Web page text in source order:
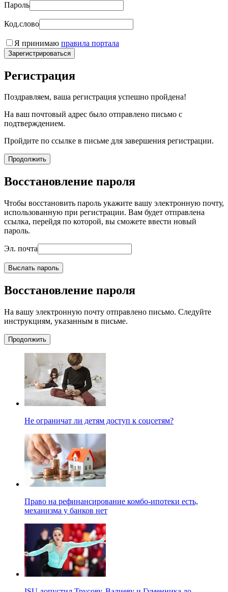
Пароль
Код.слово
Я принимаю правила портала
Зарегистрироваться
Регистрация
Поздравляем, ваша регистрация успешно пройдена!
На ваш почтовый адрес было отправлено письмо с
подтверждением.
Пройдите по ссылке в письме для завершения регистрации.
Продолжить
Восстановление пароля
Чтобы восстановить пароль укажите вашу электронную почту,
использованную при регистрации. Вам будет отправлена
ссылка, перейдя по которой, вы сможете ввести новый
пароль.
Эл. почта
Выслать пароль
Восстановление пароля
На вашу электронную почту отправлено письмо. Следуйте
инструкциям, указанным в письме.
Продолжить
Не ограничат ли детям доступ к соцсетям?
Право на рефинансирование комбо-ипотеки есть,
механизма у банков нет